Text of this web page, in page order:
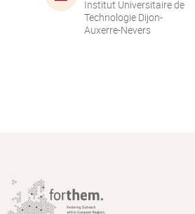
Institut Universitaire de
Technologie Dijon-
Auxerre-Nevers